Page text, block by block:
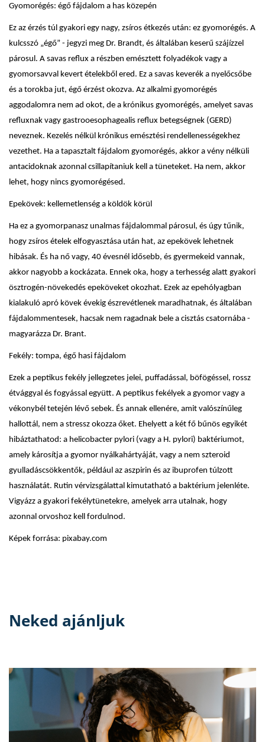
Gyomorégés: égő fájdalom a has közepén
Ez az érzés túl gyakori egy nagy, zsíros étkezés után: ez gyomorégés. A
kulcsszó „égő” - jegyzi meg Dr. Brandt, és általában keserű szájízzel
párosul. A savas reflux a részben emésztett folyadékok vagy a
gyomorsavval kevert ételekből ered. Ez a savas keverék a nyelőcsőbe
és a torokba jut, égő érzést okozva. Az alkalmi gyomorégés
aggodalomra nem ad okot, de a krónikus gyomorégés, amelyet savas
refluxnak vagy gastrooesophagealis reflux betegségnek (GERD)
neveznek. Kezelés nélkül krónikus emésztési rendellenességekhez
vezethet. Ha a tapasztalt fájdalom gyomorégés, akkor a vény nélküli
antacidoknak azonnal csillapítaniuk kell a tüneteket. Ha nem, akkor
lehet, hogy nincs gyomorégésed.
Epekövek: kellemetlenség a köldök körül
Ha ez a gyomorpanasz unalmas fájdalommal párosul, és úgy tűnik,
hogy zsíros ételek elfogyasztása után hat, az epekövek lehetnek
hibásak. És ha nő vagy, 40 évesnél idősebb, és gyermekeid vannak,
akkor nagyobb a kockázata. Ennek oka, hogy a terhesség alatt gyakori
ösztrogén-növekedés epeköveket okozhat. Ezek az epehólyagban
kialakuló apró kövek évekig észrevétlenek maradhatnak, és általában
fájdalommentesek, hacsak nem ragadnak bele a cisztás csatornába -
magyarázza Dr. Brant.
Fekély: tompa, égő hasi fájdalom
Ezek a peptikus fekély jellegzetes jelei, puffadással, böfögéssel, rossz
étvággyal és fogyással együtt. A peptikus fekélyek a gyomor vagy a
vékonybél tetején lévő sebek. És annak ellenére, amit valószínűleg
hallottál, nem a stressz okozza őket. Ehelyett a két fő bűnös egyikét
hibáztathatod: a helicobacter pylori (vagy a H. pylori) baktériumot,
amely károsítja a gyomor nyálkahártyáját, vagy a nem szteroid
gyulladáscsökkentők, például az aszpirin és az ibuprofen túlzott
használatát. Rutin vérvizsgálattal kimutatható a baktérium jelenléte.
Vigyázz a gyakori fekélytünetekre, amelyek arra utalnak, hogy
azonnal orvoshoz kell fordulnod.
Képek forrása: pixabay.com
Neked ajánljuk